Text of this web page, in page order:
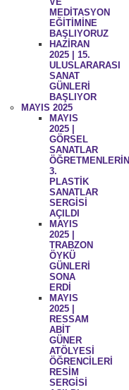
MEDİTASYON
EĞİTİMİNE
BAŞLIYORUZ
HAZİRAN
2025 | 15.
ULUSLARARASI
SANAT
GÜNLERİ
BAŞLIYOR
MAYIS 2025
MAYIS
2025 |
GÖRSEL
SANATLAR
3.
PLASTİK
SANATLAR
SERGİSİ
AÇILDI
MAYIS
2025 |
TRABZON
ÖYKÜ
GÜNLERİ
SONA
ERDİ
MAYIS
2025 |
RESSAM
ABİT
GÜNER
ATÖLYESİ
ÖĞRENCİLERİ
RESİM
SERGİSİ